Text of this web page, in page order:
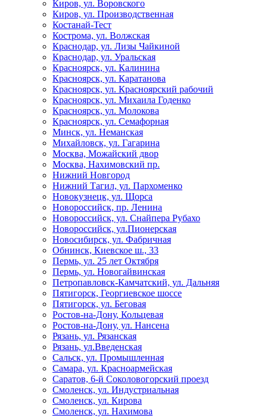
Киров, ул. Воровского
Киров, ул. Производственная
Костанай-Тест
Кострома, ул. Волжская
Краснодар, ул. Лизы Чайкиной
Краснодар, ул. Уральская
Красноярск, ул. Калинина
Красноярск, ул. Каратанова
Красноярск, ул. Красноярский рабочий
Красноярск, ул. Михаила Годенко
Красноярск, ул. Молокова
Красноярск, ул. Семафорная
Минск, ул. Неманская
Михайловск, ул. Гагарина
Москва, Можайский двор
Москва, Нахимовский пр.
Нижний Новгород
Нижний Тагил, ул. Пархоменко
Новокузнецк, ул. Щорса
Новороссийск, пр. Ленина
Новороссийск, ул. Снайпера Рубахо
Новороссийск, ул.Пионерская
Новосибирск, ул. Фабричная
Обнинск, Киевское ш., 33
Пермь, ул. 25 лет Октября
Пермь, ул. Новогайвинская
Петропавловск-Камчатский, ул. Дальняя
Пятигорск, Георгиевское шоссе
Пятигорск, ул. Беговая
Ростов-на-Дону, Кольцевая
Ростов-на-Дону, ул. Нансена
Рязань, ул. Рязанская
Рязань, ул.Введенская
Сальск, ул. Промышленная
Самара, ул. Красноармейская
Саратов, 6-й Соколовогорский проезд
Смоленск, ул. Индустриальная
Смоленск, ул. Кирова
Смоленск, ул. Нахимова